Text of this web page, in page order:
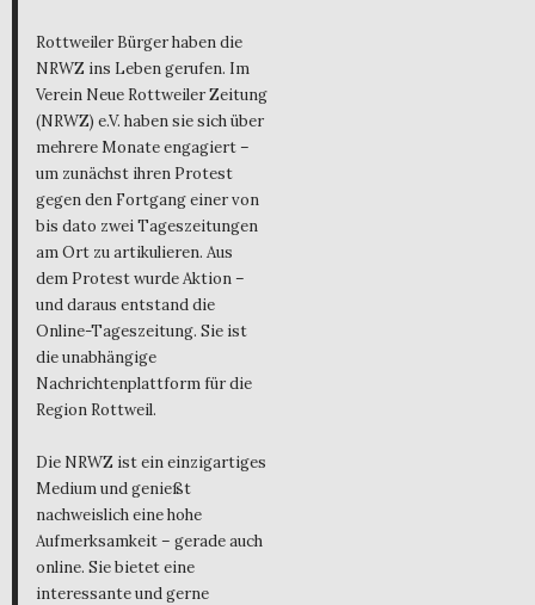
Rottweiler Bürger haben die
NRWZ ins Leben gerufen. Im
Verein Neue Rottweiler Zeitung
(NRWZ) e.V. haben sie sich über
mehrere Monate engagiert –
um zunächst ihren Protest
gegen den Fortgang einer von
bis dato zwei Tageszeitungen
am Ort zu artikulieren. Aus
dem Protest wurde Aktion –
und daraus entstand die
Online-Tageszeitung. Sie ist
die unabhängige
Nachrichtenplattform für die
Region Rottweil.
Die NRWZ ist ein einzigartiges
Medium und genießt
nachweislich eine hohe
Aufmerksamkeit – gerade auch
online. Sie bietet eine
interessante und gerne